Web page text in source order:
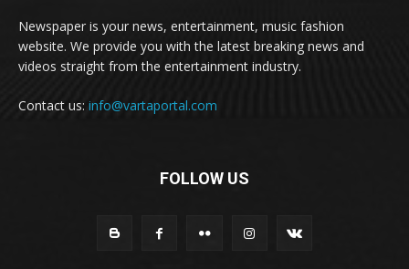
Newspaper is your news, entertainment, music fashion
website. We provide you with the latest breaking news and
videos straight from the entertainment industry.
Contact us: info@vartaportal.com
FOLLOW US